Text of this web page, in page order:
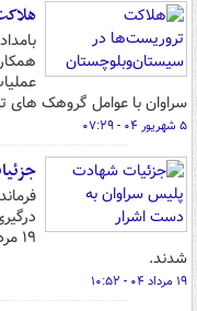
سراوان با عوامل گروهک های
۵ شهریور ۰۴ - ۰۷:۲۹
شدند.
۱۹ مرداد ۰۴ - ۱۰:۵۲